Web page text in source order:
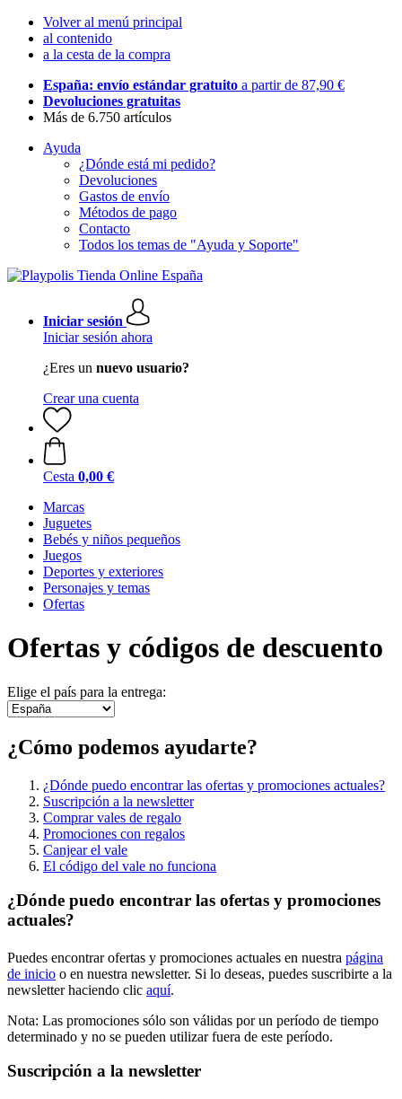
Volver al menú principal
al contenido
a la cesta de la compra
España: envío estándar gratuito a partir de 87,90 €
Devoluciones gratuitas
Más de 6.750 artículos
Ayuda
¿Dónde está mi pedido?
Devoluciones
Gastos de envío
Métodos de pago
Contacto
Todos los temas de "Ayuda y Soporte"
Iniciar sesión
Iniciar sesión ahora
¿Eres un nuevo usuario?
Crear una cuenta
Cesta 0,00 €
Marcas
Juguetes
Bebés y niños pequeños
Juegos
Deportes y exteriores
Personajes y temas
Ofertas
Ofertas y códigos de descuento
Elige el país para la entrega:
¿Cómo podemos ayudarte?
¿Dónde puedo encontrar las ofertas y promociones actuales?
Suscripción a la newsletter
Comprar vales de regalo
Promociones con regalos
Canjear el vale
El código del vale no funciona
¿Dónde puedo encontrar las ofertas y promociones
actuales?
Puedes encontrar ofertas y promociones actuales en nuestra página
de inicio o en nuestra newsletter. Si lo deseas, puedes suscribirte a la
newsletter haciendo clic aquí.
Nota: Las promociones sólo son válidas por un período de tiempo
determinado y no se pueden utilizar fuera de este período.
Suscripción a la newsletter